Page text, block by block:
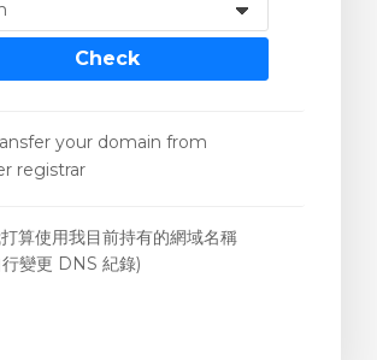
Check
your domain from
registrar
算使用我目前持有的網域名稱
變更 DNS 紀錄)